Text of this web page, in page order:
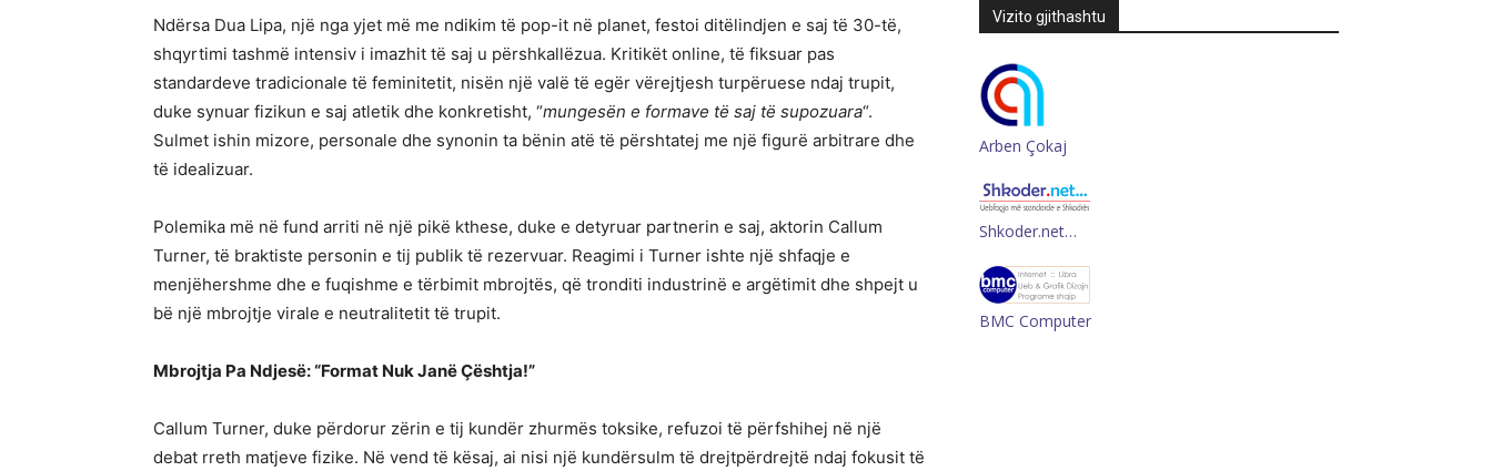
Ndërsa Dua Lipa, një nga yjet më me ndikim të pop-it në planet, festoi ditëlindjen e saj të 30-të,
shqyrtimi tashmë intensiv i imazhit të saj u përshkallëzua. Kritikët online, të fiksuar pas
standardeve tradicionale të feminitetit, nisën një valë të egër vërejtjesh turpëruese ndaj trupit,
duke synuar fizikun e saj atletik dhe konkretisht, “mungesën e formave të saj të supozuara“.
Sulmet ishin mizore, personale dhe synonin ta bënin atë të përshtatej me një figurë arbitrare dhe
të idealizuar.
Polemika më në fund arriti në një pikë kthese, duke e detyruar partnerin e saj, aktorin Callum
Turner, të braktiste personin e tij publik të rezervuar. Reagimi i Turner ishte një shfaqje e
menjëhershme dhe e fuqishme e tërbimit mbrojtës, që tronditi industrinë e argëtimit dhe shpejt u
bë një mbrojtje virale e neutralitetit të trupit.
Mbrojtja Pa Ndjesë: “Format Nuk Janë Çështja!”
Callum Turner, duke përdorur zërin e tij kundër zhurmës toksike, refuzoi të përfshihej në një
debat rreth matjeve fizike. Në vend të kësaj, ai nisi një kundërsulm të drejtpërdrejtë ndaj fokusit të
Vizito gjithashtu
Arben Çokaj
Shkoder.net…
BMC Computer